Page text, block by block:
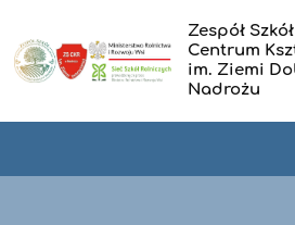
Zespół Szkół
Centrum
im. Ziemi
Nadrożu